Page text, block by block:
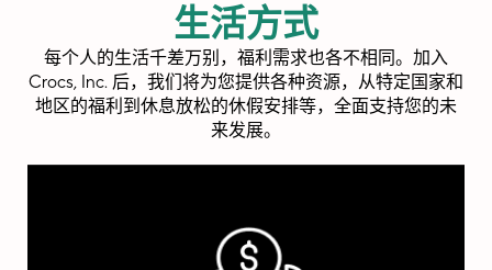
生活方式
每个人的生活千差万别，福利需求也各不相同。加入
Crocs, Inc. 后，我们将为您提供各种资源，从特定国家和
地区的福利到休息放松的休假安排等，全面支持您的未
来发展。